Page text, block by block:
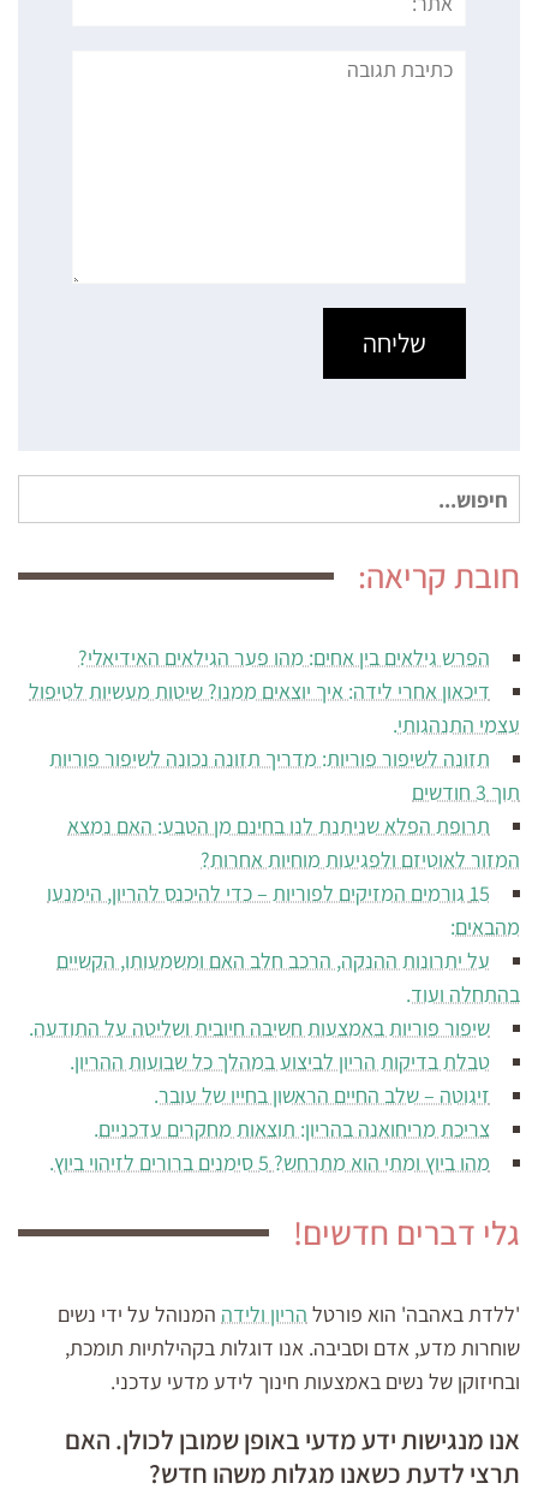
תגובה
חיפוש
עבור:
חובת קריאה:
הפרש גילאים בין אחים: מהו פער הגילאים האידיאלי?
דיכאון אחרי לידה: איך יוצאים ממנו? שיטות מעשיות לטיפול
עצמי התנהגותי.
תזונה לשיפור פוריות: מדריך תזונה נכונה לשיפור פוריות
תוך 3 חודשים
תרופת הפלא שניתנת לנו בחינם מן הטבע: האם נמצא
המזור לאוטיזם ולפגיעות מוחיות אחרות?
15 גורמים המזיקים לפוריות – כדי להיכנס להריון, הימנעו
מהבאים:
על יתרונות ההנקה, הרכב חלב האם ומשמעותו, הקשיים
בהתחלה ועוד.
שיפור פוריות באמצעות חשיבה חיובית ושליטה על התודעה.
טבלת בדיקות הריון לביצוע במהלך כל שבועות ההריון.
זיגוטה – שלב החיים הראשון בחייו של עובר.
צריכת מריחואנה בהריון: תוצאות מחקרים עדכניים.
מהו ביוץ ומתי הוא מתרחש? 5 סימנים ברורים לזיהוי ביוץ.
גלי דברים חדשים!
'ללדת באהבה' הוא פורטל הריון ולידה המנוהל על ידי נשים
שוחרות מדע, אדם וסביבה. אנו דוגלות בקהילתיות תומכת,
ובחיזוקן של נשים באמצעות חינוך לידע מדעי עדכני.
אנו מנגישות ידע מדעי באופן שמובן לכולן. האם
תרצי לדעת כשאנו מגלות משהו חדש?